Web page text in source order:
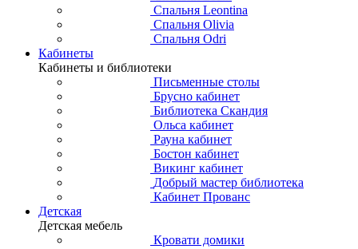
Спальня Leontina
Спальня Olivia
Спальня Odri
Кабинеты
Кабинеты и библиотеки
Письменные столы
Брусно кабинет
Библиотека Скандия
Ольса кабинет
Рауна кабинет
Бостон кабинет
Викинг кабинет
Добрый мастер библиотека
Кабинет Прованс
Детская
Детская мебель
Кровати домики